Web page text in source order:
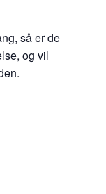
så er de
og vil